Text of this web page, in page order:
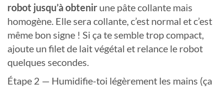
robot jusqu’à obtenir une pâte collante mais
homogène. Elle sera collante, c’est normal et c’est
même bon signe ! Si ça te semble trop compact,
ajoute un filet de lait végétal et relance le robot
quelques secondes.
Étape 2 — Humidifie-toi légèrement les mains (ça